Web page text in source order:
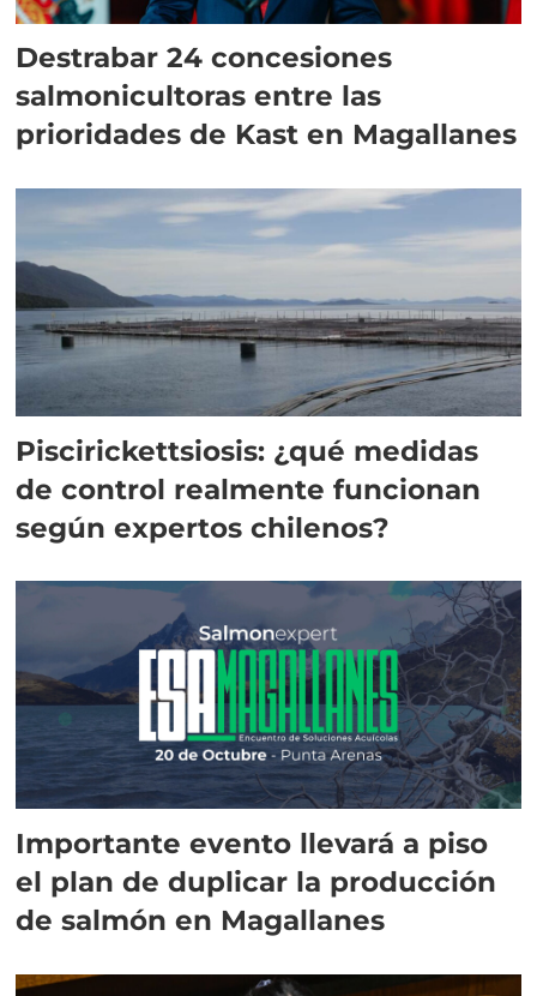
Destrabar 24 concesiones
salmonicultoras entre las
prioridades de Kast en Magallanes
Piscirickettsiosis: ¿qué medidas
de control realmente funcionan
según expertos chilenos?
Importante evento llevará a piso
el plan de duplicar la producción
de salmón en Magallanes